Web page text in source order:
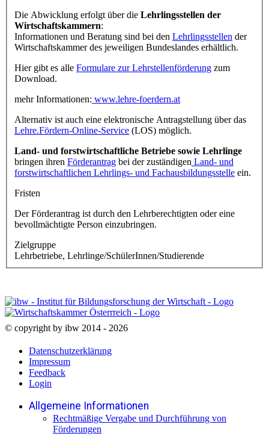
Die Abwicklung erfolgt über die Lehrlingsstellen der
Wirtschaftskammern:
Informationen und Beratung sind bei den Lehrlingsstellen der
Wirtschaftskammer des jeweiligen Bundeslandes erhältlich.
Hier gibt es alle Formulare zur Lehrstellenförderung zum
Download.
mehr Informationen: www.lehre-foerdern.at
Alternativ ist auch eine elektronische Antragstellung über das
Lehre.Fördern-Online-Service (LOS) möglich.
Land- und forstwirtschaftliche Betriebe sowie Lehrlinge
bringen ihren Förderantrag bei der zuständigen Land- und
forstwirtschaftlichen Lehrlings- und Fachausbildungsstelle ein.
Fristen
Der Förderantrag ist durch den Lehrberechtigten oder eine
bevollmächtigte Person einzubringen.
Zielgruppe
Lehrbetriebe, Lehrlinge/SchülerInnen/Studierende
© copyright by ibw 2014 - 2026
Datenschutzerklärung
Impressum
Feedback
Login
Allgemeine Informationen
Rechtmäßige Vergabe und Durchführung von
Förderungen